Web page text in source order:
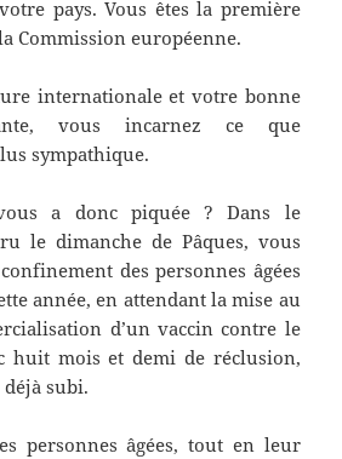
pays. Vous êtes la première
Commission européenne.
internationale et votre bonne
vous incarnez ce que
sympathique.
a donc piquée ? Dans le
le dimanche de Pâques, vous
des personnes âgées
année, en attendant la mise au
d’un vaccin contre le
huit mois et demi de réclusion,
déjà subi.
personnes âgées, tout en leur